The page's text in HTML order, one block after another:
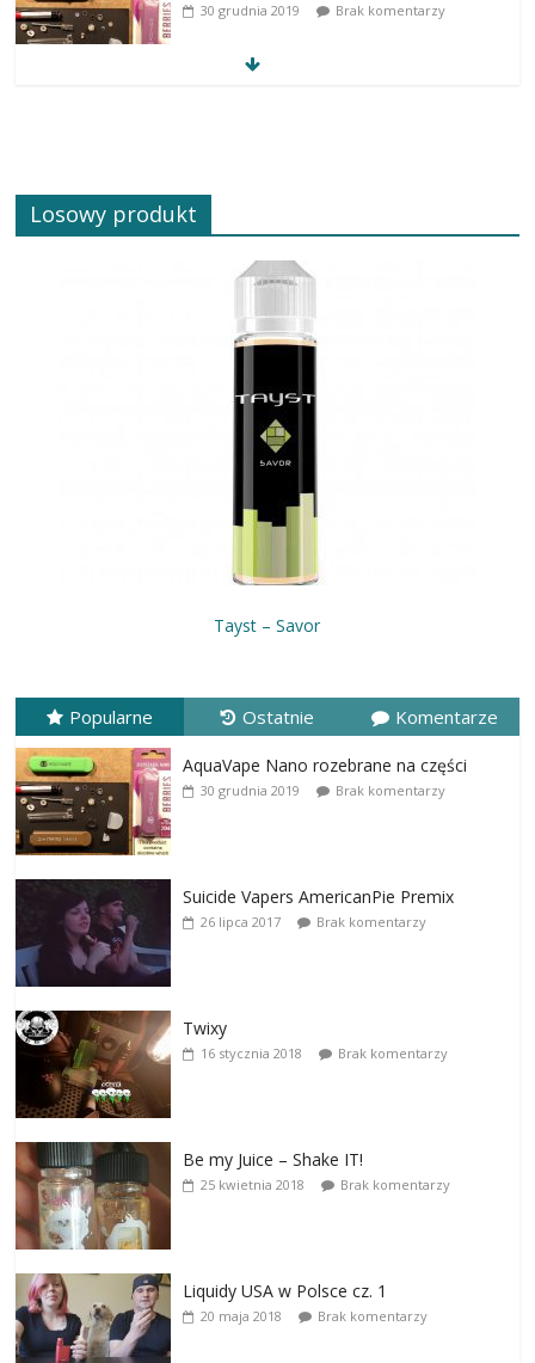
30 grudnia 2019 Brak komentarzy
Losowy produkt
Tayst – Savor
Popularne Ostatnie Komentarze
AquaVape Nano rozebrane na części
30 grudnia 2019 Brak komentarzy
Suicide Vapers AmericanPie Premix
26 lipca 2017 Brak komentarzy
Twixy
16 stycznia 2018 Brak komentarzy
Be my Juice – Shake IT!
25 kwietnia 2018 Brak komentarzy
Liquidy USA w Polsce cz. 1
20 maja 2018 Brak komentarzy